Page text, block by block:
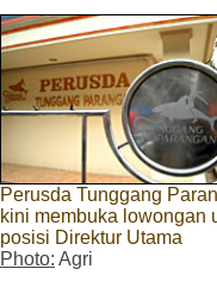
Perusda Tunggang
kini membuka lowongan
posisi Direktur Utama
Photo: Agri